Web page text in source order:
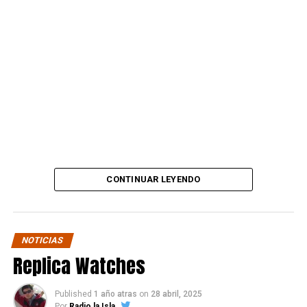
lo dejé este local que se
hizo en sociedad con el
que era un gran amigo.”
La publicación también deja ver su decisión de avanzar
en todos los frentes posibles:
CONTINUAR LEYENDO
NOTICIAS
Replica Watches
Published 1 año atras on 28 abril, 2025